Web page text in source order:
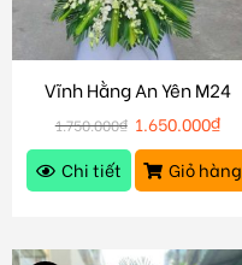
Vĩnh Hằng An Yên M24
1.750.000₫ 1.650.000₫
Chi tiết
Giỏ hàng